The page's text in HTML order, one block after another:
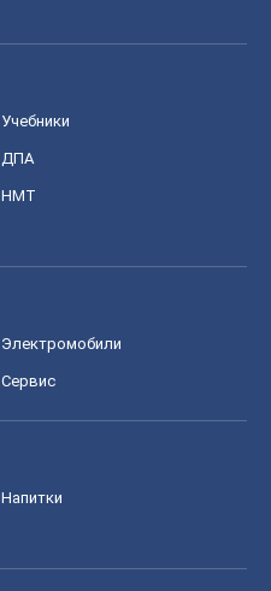
Учебники
ДПА
НМТ
Электромобили
Сервис
Напитки